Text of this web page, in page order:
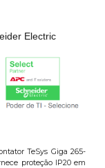
Electric
TeSys Giga 265-
proteção IP20 em